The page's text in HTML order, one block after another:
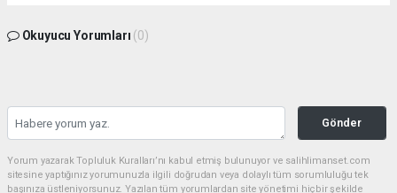
Okuyucu Yorumları (0)
Gönder
Yorum yazarak Topluluk Kuralları’nı kabul etmiş bulunuyor ve salihlimanset.com
sitesine yaptığınız yorumunuzla ilgili doğrudan veya dolaylı tüm sorumluluğu tek
başınıza üstleniyorsunuz. Yazılan tüm yorumlardan site yönetimi hiçbir şekilde